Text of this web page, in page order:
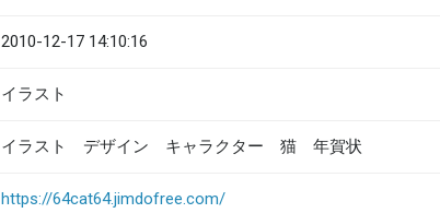
2010-12-17 14:10:16
イラスト
イラスト デザイン キャラクター 猫 年賀状
https://64cat64.jimdofree.com/